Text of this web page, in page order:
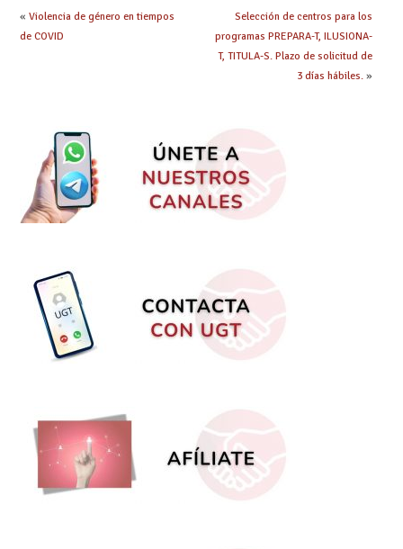
LGTBI”
« Violencia de género en tiempos
de COVID
Selección de centros para los
programas PREPARA-T, ILUSIONA-
T, TITULA-S. Plazo de solicitud de
3 días hábiles.»